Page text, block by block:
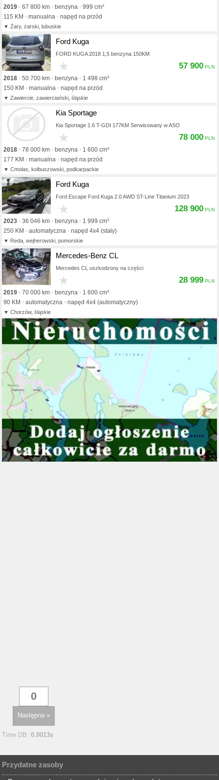
2019 67 800 km benzyna
999 cm³
115 KM
manualna napęd na przód
Żary, żarski, lubuskie
Ford Kuga
FORD KUGA 2018 1,5 benzyna 150KM
2018 50 700 km benzyna
1 498 cm³
150 KM
manualna napęd na przód
Zawiercie, zawierciański, śląskie
57 900
Kia Sportage
Kia Sportage 1.6 T-GDI 177KM Serwisowany w ASO
2018 78 000 km benzyna
1 600 cm³
177 KM
manualna napęd na przód
Cmolas, kolbuszowski, podkarpackie
78 000
Ford Kuga
Ford Escape Ford Kuga 2.0 AWD ST-Line Titanium 2023
2023 36 046 km benzyna
1 999 cm³
250 KM
automatyczna napęd 4x4 (stały)
Reda, wejherowski, pomorskie
128 900
Mercedes-Benz CL
Mercedes CL uszkodzony na części
2019 70 000 km benzyna
1 600 cm³
90 KM
automatyczna napęd 4x4 (automatyczny)
Chorzów, śląskie
28 999
Następna »
Time DB:0.0013s
Przydatne zasoby